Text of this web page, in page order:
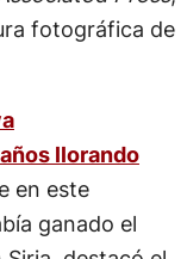
fotográfica de
llorando
en este
ganado el